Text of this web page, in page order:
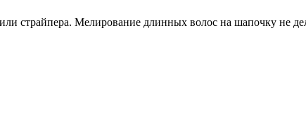
страйпера. Мелирование длинных волос на шапочку не